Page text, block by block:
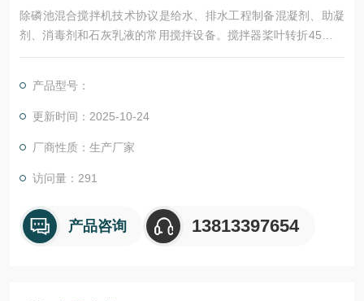
除磷池混合搅拌机技术协议是给水、排水工程制备混凝剂、助凝
剂、消毒剂和石灰乳液的常用搅拌设备。搅拌器桨叶转折45度，
液流产生轴向分流和环向旋流。整机采用带电机摆线针轮减速机
效率高。
产品型号：
更新时间：2025-10-24
厂商性质：生产厂家
访问量：291
产品咨询 13813397654